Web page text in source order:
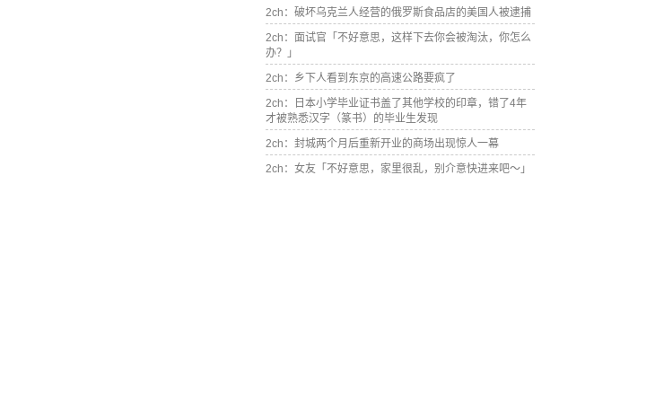
2ch：破坏乌克兰人经营的俄罗斯食品店的美国人被逮捕
2ch：面试官「不好意思，这样下去你会被淘汰，你怎么
办？」
2ch：乡下人看到东京的高速公路要疯了
2ch：日本小学毕业证书盖了其他学校的印章，错了4年
才被熟悉汉字（篆书）的毕业生发现
2ch：封城两个月后重新开业的商场出现惊人一幕
2ch：女友「不好意思，家里很乱，别介意快进来吧～」